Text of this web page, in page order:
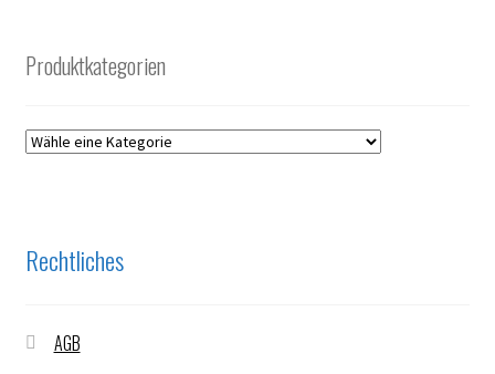
Produktkategorien
Rechtliches
AGB